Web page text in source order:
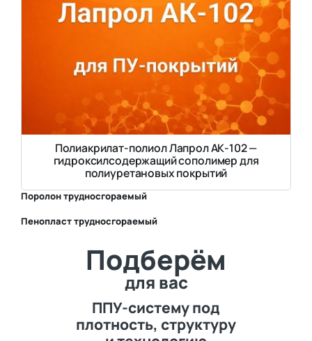
Полиакрилат-полиол Лапрол АК-102 —
гидроксилсодержащий сополимер для
полиуретановых покрытий
Поролон трудносгораемый
Пенопласт трудносгораемый
Подберём
для вас
ППУ-систему под
плотность, структуру